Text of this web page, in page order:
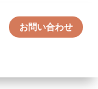
お問い合わせ